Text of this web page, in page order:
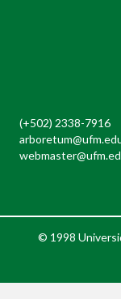
(+502) 2338-7916
© 1998